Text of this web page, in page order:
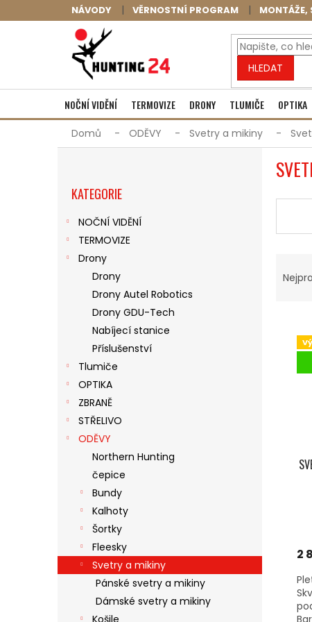
na
NÁVODY VĚRNOSTNÍ PROGRAM MONTÁŽE,
HLEDAT
NOČNÍ VIDĚNÍ TERMOVIZE DRONY TLUMIČE OPTIKA
Domů ODĚVY Svetry a mikiny
P
kategorie
KATEGORIE
NOČNÍ VIDĚNÍ
TERMOVIZE
Drony
Drony
Drony Autel Robotics
Drony GDU-Tech
Nabíjecí stanice
Příslušenství
Tlumiče
OPTIKA
ZBRANĚ
STŘELIVO
ODĚVY
Northern Hunting
čepice
Bundy
Kalhoty
Šortky
Fleesky
Svetry a mikiny
Pánské svetry a mikiny
Dámské svetry a mikiny
Košile
2